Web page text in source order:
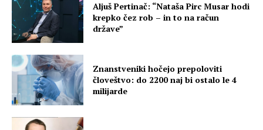
Aljuš Pertinač: “Nataša Pirc Musar hodi
krepko čez rob – in to na račun
države”
Znanstveniki hočejo prepoloviti
človeštvo: do 2200 naj bi ostalo le 4
milijarde